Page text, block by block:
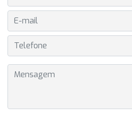
E-MAIL
TELEFONE
MENSAGEM